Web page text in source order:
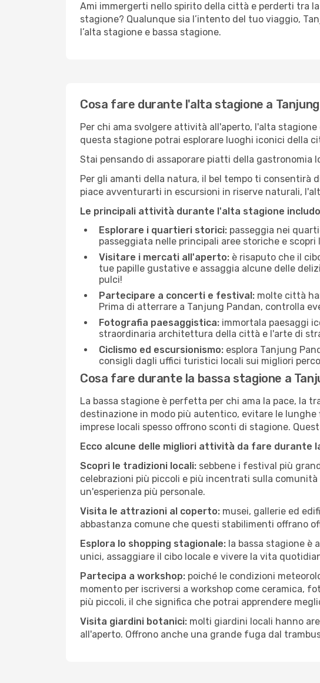
Ami immergerti nello spirito della città e perderti tra
stagione? Qualunque sia l’intento del tuo viaggio,
l’alta stagione e bassa stagione.
Cosa fare durante l'alta stagione a
Per chi ama svolgere attività all'aperto, l'alta
questa stagione potrai esplorare luoghi iconici della
Stai pensando di assaporare piatti della
Per gli amanti della natura, il bel tempo ti consentirà
piace avventurarti in escursioni in riserve naturali,
Le principali attività durante l'alta stagione
Esplorare i quartieri storici: passeggia nei
passeggiata nelle principali aree storiche e
Visitare i mercati all'aperto: è risaputo che il
tue papille gustative e assaggia alcune delle
pulci!
Partecipare a concerti e festival: molte città
Prima di atterrare a Tanjung Pandan, controlla
Fotografia paesaggistica: immortala paesaggi
straordinaria architettura della città e l'arte di
Ciclismo ed escursionismo: esplora Tanjung
consigli dagli uffici turistici locali sui migliori
Cosa fare durante la bassa stagione a
La bassa stagione è perfetta per chi ama la pace, la
destinazione in modo più autentico, evitare le
imprese locali spesso offrono sconti di stagione.
Ecco alcune delle migliori attività da fare durante
Scopri le tradizioni locali: sebbene i festival più
celebrazioni più piccoli e più incentrati sulla
un'esperienza più personale.
Visita le attrazioni al coperto: musei, gallerie ed
abbastanza comune che questi stabilimenti offrano
Esplora lo shopping stagionale: la bassa stagione è
unici, assaggiare il cibo locale e vivere la vita
Partecipa a workshop: poiché le condizioni
momento per iscriversi a workshop come ceramica,
più piccoli, il che significa che potrai apprendere
Visita giardini botanici: molti giardini locali hanno
all'aperto. Offrono anche una grande fuga dal